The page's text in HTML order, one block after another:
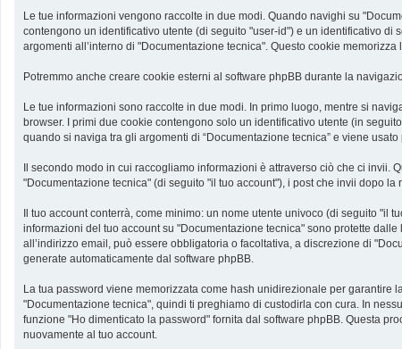
Le tue informazioni vengono raccolte in due modi. Quando navighi su
contengono un identificativo utente (di seguito "user-id") e un identificativo
argomenti all’interno di "Documentazione tecnica". Questo cookie
Potremmo anche creare cookie esterni al software phpBB durante la
Le tue informazioni sono raccolte in due modi. In primo luogo, mentre si
browser. I primi due cookie contengono solo un identificativo utente (in
quando si naviga tra gli argomenti di “Documentazione tecnica” e viene
Il secondo modo in cui raccogliamo informazioni è attraverso ciò che ci
"Documentazione tecnica" (di seguito "il tuo account"), i post che invii dopo
Il tuo account conterrà, come minimo: un nome utente univoco (di seguito
informazioni del tuo account su "Documentazione tecnica" sono protette
all’indirizzo email, può essere obbligatoria o facoltativa, a discrezione di
generate automaticamente dal software phpBB.
La tua password viene memorizzata come hash unidirezionale per garantire
"Documentazione tecnica", quindi ti preghiamo di custodirla con cura. In
funzione "Ho dimenticato la password" fornita dal software phpBB. Questa
nuovamente al tuo account.